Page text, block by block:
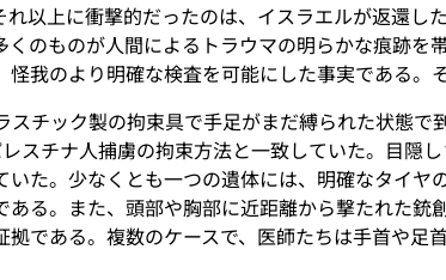
れ以上に衝撃的だったのは、イスラエルが返還
のものが人間によるトラウマの明らかな痕跡
我のより明確な検査を可能にした事実である。
スチック製の拘束具で手足がまだ縛られた状態
スチナ人捕虜の拘束方法と一致していた。目隠
た。少なくとも一つの遺体には、明確なタイ
る。また、頭部や胸部に近距離から撃たれた
である。複数のケースで、医師たちは手首や